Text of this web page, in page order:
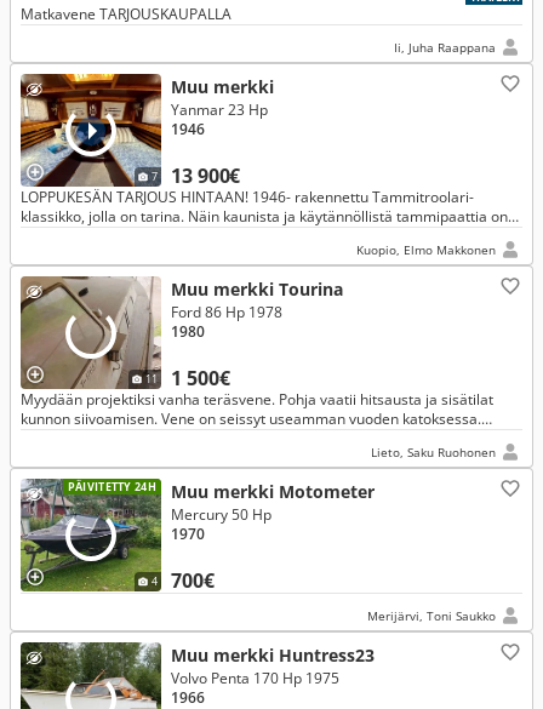
Matkavene TARJOUSKAUPALLA
Ii, Juha Raappana
7
Muu merkki
13 900€
Yanmar 23 Hp
1946
LOPPUKESÄN TARJOUS HINTAAN! 1946- rakennettu Tammitroolari-
klassikko, jolla on tarina. Näin kaunista ja käytännöllistä tammipaattia on
Kuopio, Elmo Makkonen
11
Muu merkki Tourina
1 500€
Ford 86 Hp 1978
1980
Myydään projektiksi vanha teräsvene. Pohja vaatii hitsausta ja sisätilat
kunnon siivoamisen. Vene on seissyt useamman vuoden katoksessa.
Lieto, Saku Ruohonen
PÄIVITETTY 24H
4
Muu merkki Motometer
700€
Mercury 50 Hp
1970
Merijärvi, Toni Saukko
Muu merkki Huntress23
Volvo Penta 170 Hp 1975
1966